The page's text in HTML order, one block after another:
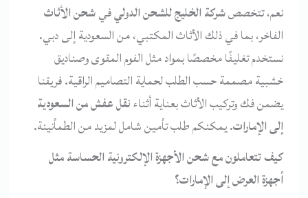
نعم، تتخصصشركة الخليج للشحن الدوليفيشحن الأثاث
الفاخر، بما في ذلك الأثاث المكتبي، من السعودية إلى دبي.
نستخدم تغليفًا مخصصًا بمواد مثل الفوم المقوى وصناديق
خشبية مصممة حسب الطلب لحماية التصاميم الراقية. فريقنا
يضمن فك وتركيب الأثاث بعناية أثناءنقل عفش من السعودية
إلى الإمارات. يمكنكم طلب تأمين شامل لمزيد من الطمأنينة.
كيف تتعاملون مع شحن الأجهزة الإلكترونية الحساسة مثل
أجهزة العرض إلى الإمارات؟